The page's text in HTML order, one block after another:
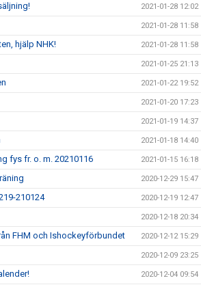
2021-01-28 12:02
2021-01-28 11:58
hjälp NHK! 2021-01-28 11:58
2021-01-25 21:13
2021-01-22 19:52
2021-01-20 17:23
2021-01-19 14:37
2021-01-18 14:40
fys fr. o. m. 20210116 2021-01-15 16:18
2020-12-29 15:47
210124 2020-12-19 12:47
2020-12-18 20:34
FHM och Ishockeyförbundet 2020-12-12 15:29
2020-12-09 23:25
2020-12-04 09:54